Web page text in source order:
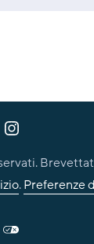
.Preferenze